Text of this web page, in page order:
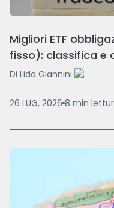
Migliori ETF
fisso): classifica e
Di Lida Giannini
26 LUG, 2026 8 min